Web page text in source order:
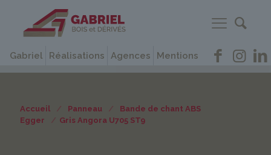
Gabriel Réalisations Agences Mentions
Accueil / Panneau /
Bande de chant ABS
Egger
/ Gris Angora U705 ST9